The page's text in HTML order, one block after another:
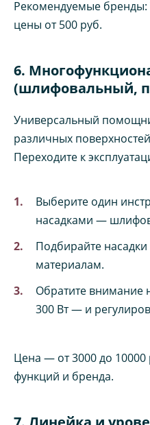
Рекомендуемые
цены от 500 руб.
6.
(шлифовальный,
Универсальный
различных
Переходите к
Выберите один
насадками —
Подбирайте
материалам.
Обратите
300 Вт — и
Цена — от 3000 до 10000
функций и бренда.